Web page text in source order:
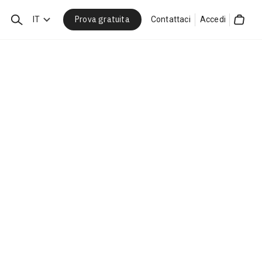
CercaIT Prova gratuita Contattaci Accedi